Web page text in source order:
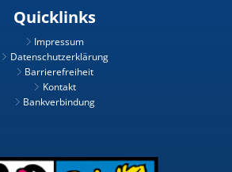
Quicklinks
Impressum
Datenschutzerklärung
Barrierefreiheit
Kontakt
Bankverbindung